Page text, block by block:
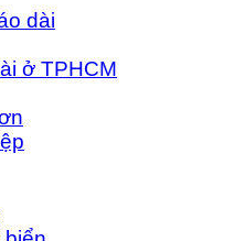
dài
ở TPHCM